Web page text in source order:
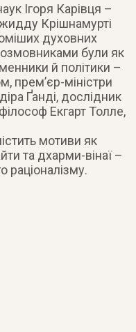
Ігоря Карівця –
Крішнамурті
духовних
були як
й політики –
прем’єр-міністри
Ґанді, дослідник
Екгарт Толле,
мотиви як
та дхарми-вінаї –
раціоналізму.